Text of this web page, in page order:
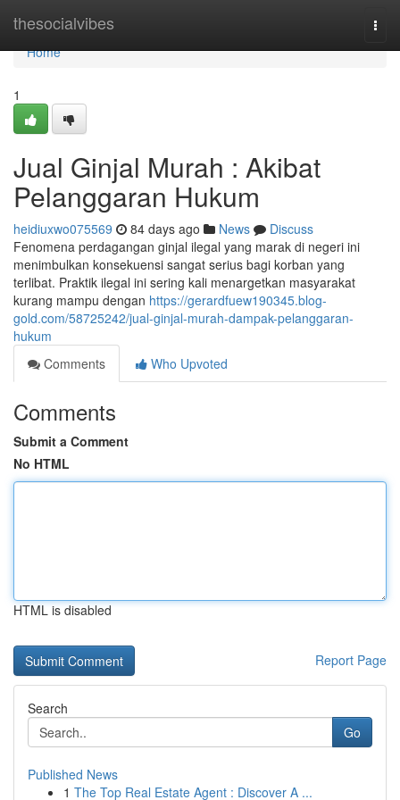
thesocialvibes
Home
Home
1
Jual Ginjal Murah : Akibat
Pelanggaran Hukum
heidiuxwo075569 84 days ago News
Discuss
Fenomena perdagangan ginjal ilegal yang marak di negeri ini
menimbulkan konsekuensi sangat serius bagi korban yang
terlibat. Praktik ilegal ini sering kali menargetkan masyarakat
kurang mampu dengan https://gerardfuew190345.blog-
gold.com/58725242/jual-ginjal-murah-dampak-pelanggaran-
hukum
Comments
Who Upvoted
Comments
Submit a Comment
No HTML
HTML is disabled
Report Page
Search
Go
Published News
1 The Top Real Estate Agent : Discover A ...